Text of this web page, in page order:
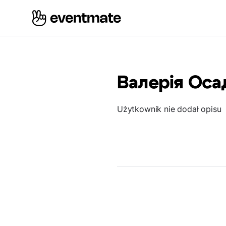
Валерія
Użytkownik nie dodał opisu